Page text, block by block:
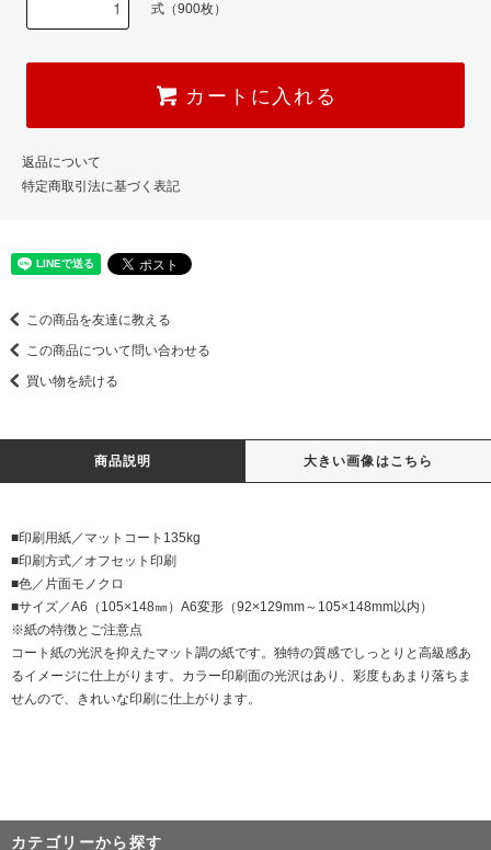
式（900枚）
カートに入れる
返品について
特定商取引法に基づく表記
この商品を友達に教える
この商品について問い合わせる
買い物を続ける
商品説明 大きい画像はこちら
■印刷用紙／マットコート135kg
■印刷方式／オフセット印刷
■色／片面モノクロ
■サイズ／A6（105×148㎜）A6変形（92×129mm～105×148mm以内）
※紙の特徴とご注意点
コート紙の光沢を抑えたマット調の紙です。独特の質感でしっとりと高級感あ
るイメージに仕上がります。カラー印刷面の光沢はあり、彩度もあまり落ちま
せんので、きれいな印刷に仕上がります。
カテゴリーから探す